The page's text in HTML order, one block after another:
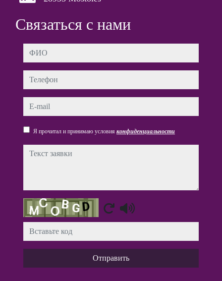
Связаться с нами
ФИО
Телефон
e-mail
Я прочитал и принимаю условия конфиденциальности
Текст заявки
Captcha
Отправить